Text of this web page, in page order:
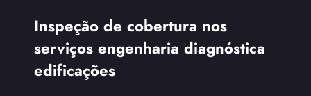
Inspeção de cobertura nos
serviços engenharia diagnóstica
edificações